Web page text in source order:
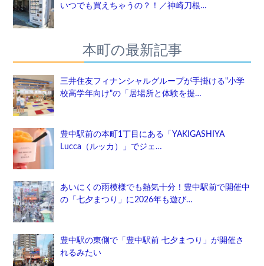
いつでも買えちゃうの？！／神崎刀根…
本町の最新記事
三井住友フィナンシャルグループが手掛ける"小学
校高学年向け"の「居場所と体験を提…
豊中駅前の本町1丁目にある「YAKIGASHIYA
Lucca（ルッカ）」でジェ…
あいにくの雨模様でも熱気十分！豊中駅前で開催中
の「七夕まつり」に2026年も遊び…
豊中駅の東側で「豊中駅前 七夕まつり」が開催さ
れるみたい